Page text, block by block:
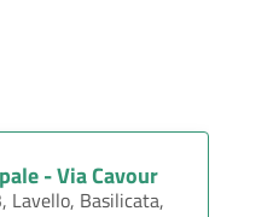
- Via Cavour
Lavello, Basilicata,